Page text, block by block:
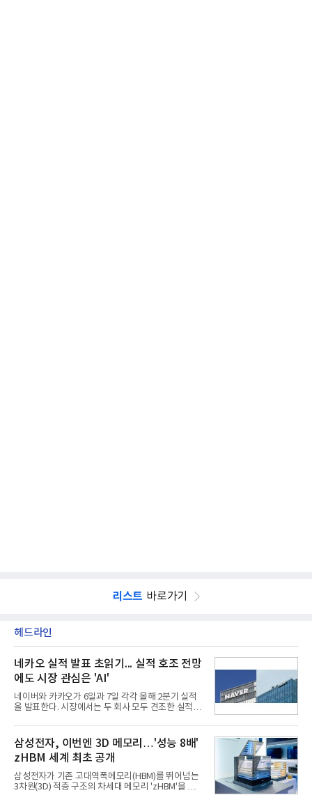
리스트 바로가기
헤드라인
네카오 실적 발표 초읽기... 실적 호조 전망
에도 시장 관심은 'AI'
네이버와 카카오가 6일과 7일 각각 올해 2분기 실적
을 발표한다. 시장에서는 두 회사 모두 견조한 실적을
이후 본격화될 인공지능(AI) 수익화 성과에 쏠리고 있
다. AI 서비스가 실제 매출과 이익으로 연결되는지를
입증해야 기업가치 재평가가 가능하다는 시각이다.5
일 금융정보업체 에프앤가이드에 따르면 네이버의 2
분기 매출 컨센서스는 전년 동기 대비 15.5% 증가한
3조3659억원, 영업이익은 전년 동기 대비 8.5% 증가
한 5662억원으로 집계됐다.실적은 여전히 커머스가
삼성전자, 이번엔 3D 메모리…'성능 8배'
zHBM 세계 최초 공개
삼성전자가 기존 고대역폭메모리(HBM)를 뛰어넘는
3차원(3D) 적층 구조의 차세대 메모리 'zHBM'을 세계